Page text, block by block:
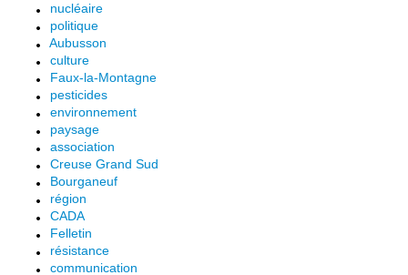
nucléaire
politique
Aubusson
culture
Faux-la-Montagne
pesticides
environnement
paysage
association
Creuse Grand Sud
Bourganeuf
région
CADA
Felletin
résistance
communication